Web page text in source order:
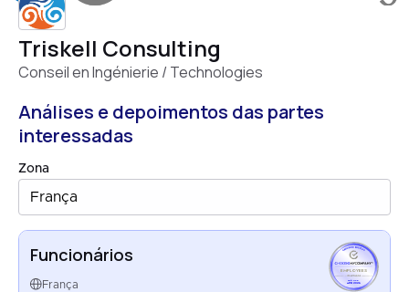
Triskell Consulting
Conseil en Ingénierie / Technologies
Análises e depoimentos das partes
interessadas
Zona
França
Funcionários
França
EMPLOYEES
FRANCE
APR 2026